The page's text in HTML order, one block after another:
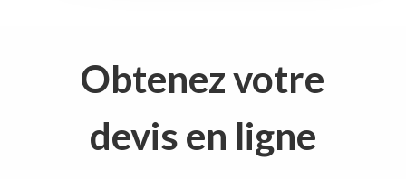
Obtenez votre
devis en ligne